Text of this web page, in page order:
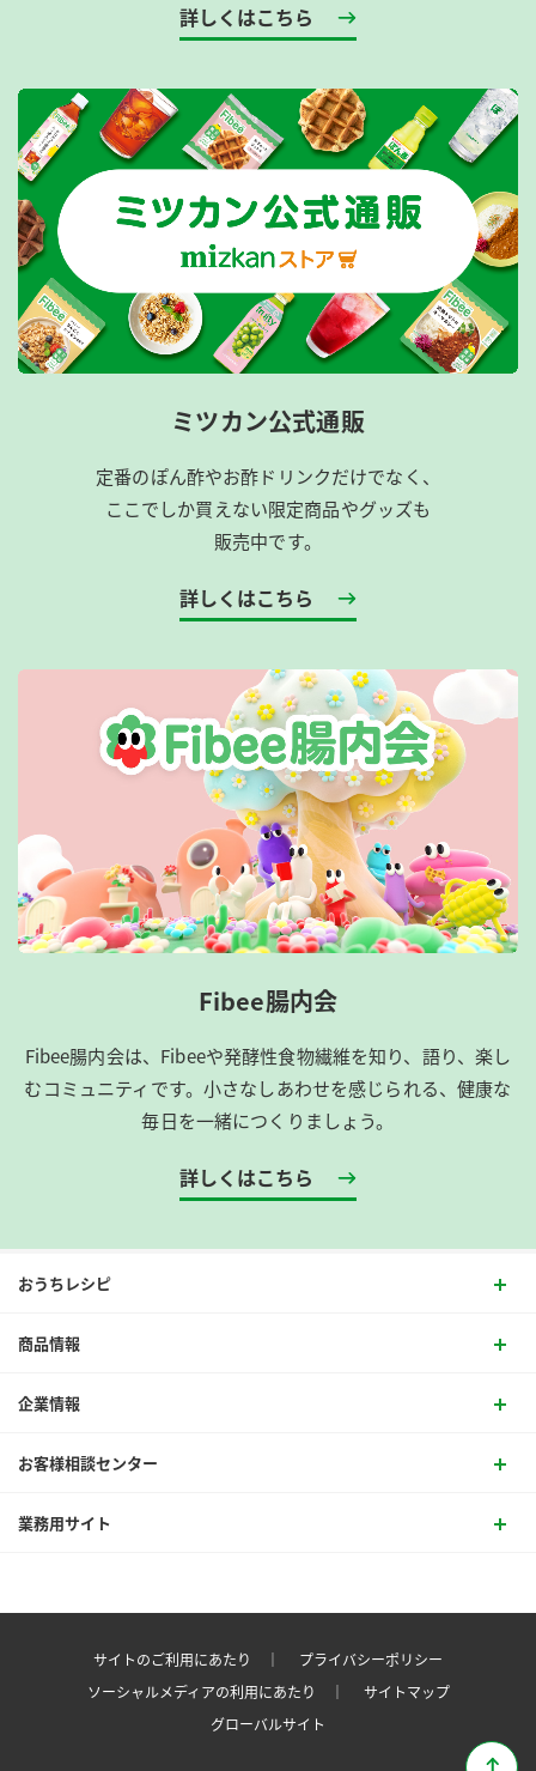
詳しくはこちら
ミツカン公式通販
定番のぽん酢やお酢ドリンクだけでなく、
ここでしか買えない限定商品やグッズも
販売中です。
詳しくはこちら
Fibee腸内会
Fibee腸内会は、​Fibeeや発酵性食物繊維を知り、語り、楽し
むコミュニティです。​小さなしあわせを感じられる、健康な
毎日を一緒につくりましょう。
詳しくはこちら
おうちレシピ
商品情報
企業情報
お客様相談センター
業務用サイト
サイトのご利用にあたり ｜
プライバシーポリシー
ソーシャルメディアの利用にあたり ｜
サイトマップ
グローバルサイト